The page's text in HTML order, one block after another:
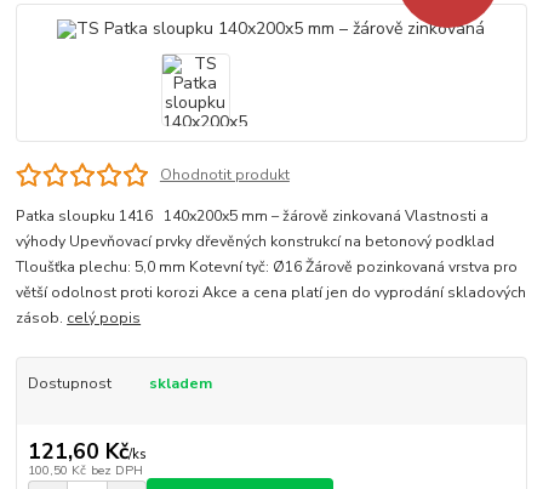
Ohodnotit produkt
Patka sloupku 1416 140x200x5 mm – žárově zinkovaná Vlastnosti a
výhody Upevňovací prvky dřevěných konstrukcí na betonový podklad
Tloušťka plechu: 5,0 mm Kotevní tyč: Ø16 Žárově pozinkovaná vrstva pro
větší odolnost proti korozi Akce a cena platí jen do vyprodání skladových
zásob. celý popis
Dostupnost skladem
121,60 Kč/ks
100,50 Kč bez DPH